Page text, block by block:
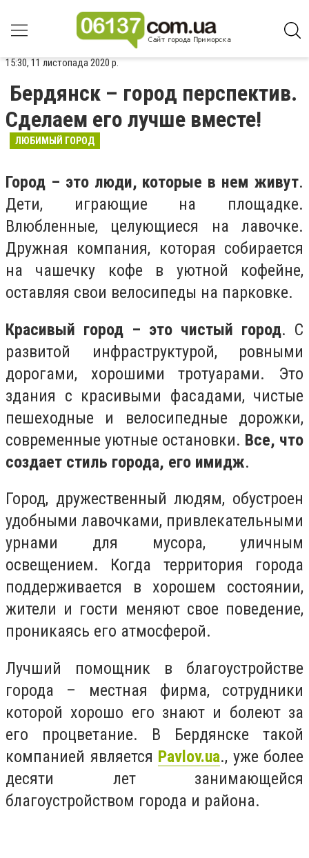
15:30, 11 листопада 2020 р.
Бердянск – город перспектив.
Сделаем его лучше вместе!
ЛЮБИМЫЙ ГОРОД
Город – это люди, которые в нем живут.
Дети, играющие на площадке.
Влюбленные, целующиеся на лавочке.
Дружная компания, которая собирается
на чашечку кофе в уютной кофейне,
оставляя свои велосипеды на парковке.
Красивый город – это чистый город. С
развитой инфраструктурой, ровными
дорогами, хорошими тротуарами. Это
здания с красивыми фасадами, чистые
пешеходные и велосипедные дорожки,
современные уютные остановки. Все, что
создает стиль города, его имидж.
Город, дружественный людям, обустроен
удобными лавочками, привлекательными
урнами для мусора, уличным
освещением. Когда территория города
поддерживается в хорошем состоянии,
жители и гости меняют свое поведение,
проникаясь его атмосферой.
Лучший помощник в благоустройстве
города – местная фирма, сотрудники
которой хорошо его знают и болеют за
его процветание. В Бердянске такой
компанией является Pavlov.ua., уже более
десяти лет занимающейся
благоустройством города и района.